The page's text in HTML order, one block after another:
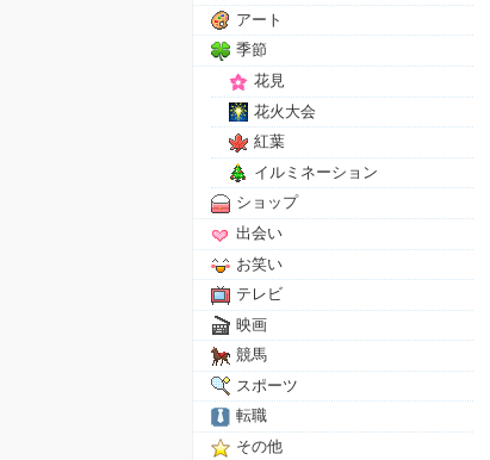
アート
季節
花見
花火大会
紅葉
イルミネーション
ショップ
出会い
お笑い
テレビ
映画
競馬
スポーツ
転職
その他